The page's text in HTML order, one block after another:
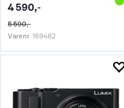
4 590,-
5 590,-
Varenr 169462